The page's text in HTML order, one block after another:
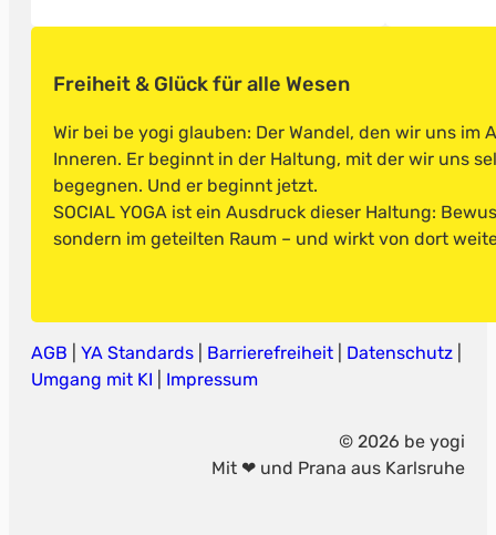
Freiheit & Glück für alle Wesen
Wir bei be yogi glauben: Der Wandel, den wir uns im
Inneren. Er beginnt in der Haltung, mit der wir uns
begegnen. Und er beginnt jetzt.
SOCIAL YOGA ist ein Ausdruck dieser Haltung:
sondern im geteilten Raum – und wirkt von dort
AGB YA Standards Barrierefreiheit Datenschutz
Umgang mit KI
Impressum
© 2026 be yogi
Mit ❤ und Prana aus Karlsruhe